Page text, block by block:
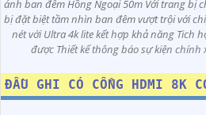
ảnh ban đêm Hồng Ngoại 50m Với trang bị
bị đặt biệt tầm nhìn ban đêm vượt trội với
nét với Ultra 4k lite kết hợp khả năng Tich
được Thiết kế thông báo sự kiện
ĐẦU GHI CÓ CỔNG HDMI 8K